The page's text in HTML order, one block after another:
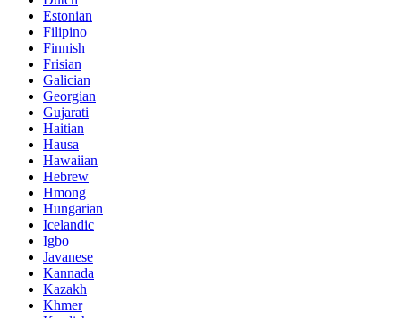
Estonian
Filipino
Finnish
Frisian
Galician
Georgian
Gujarati
Haitian
Hausa
Hawaiian
Hebrew
Hmong
Hungarian
Icelandic
Igbo
Javanese
Kannada
Kazakh
Khmer